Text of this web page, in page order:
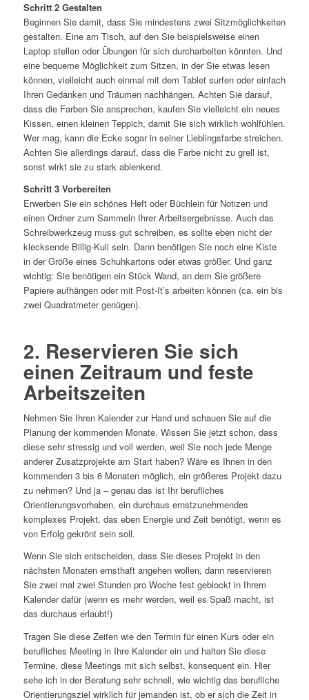
Schritt 2 Gestalten
Beginnen Sie damit, dass Sie mindestens zwei Sitzmöglichkeiten
gestalten. Eine am Tisch, auf den Sie beispielsweise einen
Laptop stellen oder Übungen für sich durcharbeiten könnten. Und
eine bequeme Möglichkeit zum Sitzen, in der Sie etwas lesen
können, vielleicht auch einmal mit dem Tablet surfen oder einfach
Ihren Gedanken und Träumen nachhängen. Achten Sie darauf,
dass die Farben Sie ansprechen, kaufen Sie vielleicht ein neues
Kissen, einen kleinen Teppich, damit Sie sich wirklich wohlfühlen.
Wer mag, kann die Ecke sogar in seiner Lieblingsfarbe streichen.
Achten Sie allerdings darauf, dass die Farbe nicht zu grell ist,
sonst wirkt sie zu stark ablenkend.
Schritt 3 Vorbereiten
Erwerben Sie ein schönes Heft oder Büchlein für Notizen und
einen Ordner zum Sammeln Ihrer Arbeitsergebnisse. Auch das
Schreibwerkzeug muss gut schreiben, es sollte eben nicht der
klecksende Billig-Kuli sein. Dann benötigen Sie noch eine Kiste
in der Größe eines Schuhkartons oder etwas größer. Und ganz
wichtig: Sie benötigen ein Stück Wand, an dem Sie größere
Papiere aufhängen oder mit Post-It’s arbeiten können (ca. ein bis
zwei Quadratmeter genügen).
2. Reservieren Sie sich
einen Zeitraum und feste
Arbeitszeiten
Nehmen Sie Ihren Kalender zur Hand und schauen Sie auf die
Planung der kommenden Monate. Wissen Sie jetzt schon, dass
diese sehr stressig und voll werden, weil Sie noch jede Menge
anderer Zusatzprojekte am Start haben? Wäre es Ihnen in den
kommenden 3 bis 6 Monaten möglich, ein größeres Projekt dazu
zu nehmen? Und ja – genau das ist Ihr berufliches
Orientierungsvorhaben, ein durchaus ernstzunehmendes
komplexes Projekt, das eben Energie und Zeit benötigt, wenn es
von Erfolg gekrönt sein soll.
Wenn Sie sich entscheiden, dass Sie dieses Projekt in den
nächsten Monaten ernsthaft angehen wollen, dann reservieren
Sie zwei mal zwei Stunden pro Woche fest geblockt in Ihrem
Kalender dafür (wenn es mehr werden, weil es Spaß macht, ist
das durchaus erlaubt!)
Tragen Sie diese Zeiten wie den Termin für einen Kurs oder ein
berufliches Meeting in Ihre Kalender ein und halten Sie diese
Termine, diese Meetings mit sich selbst, konsequent ein. Hier
sehe ich in der Beratung sehr schnell, wie wichtig das berufliche
Orientierungsziel wirklich für jemanden ist, ob er sich die Zeit in